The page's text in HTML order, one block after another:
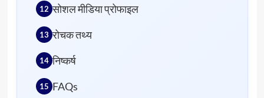
सोशल मीडिया प्रोफाइल
रोचक तथ्य
निष्कर्ष
FAQs